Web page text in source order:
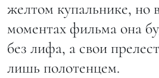
желтом купальнике, но
моментах фильма она
без лифа, а свои
лишь полотенцем.